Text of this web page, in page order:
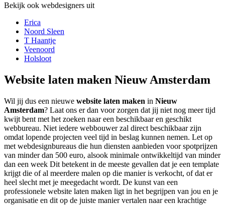
Bekijk ook webdesigners uit
Erica
Noord Sleen
T Haantje
Veenoord
Holsloot
Website laten maken Nieuw Amsterdam
Wil jij dus een nieuwe website laten maken in Nieuw
Amsterdam? Laat ons er dan voor zorgen dat jij niet nog meer tijd
kwijt bent met het zoeken naar een beschikbaar en geschikt
webbureau. Niet iedere webbouwer zal direct beschikbaar zijn
omdat lopende projecten veel tijd in beslag kunnen nemen. Let op
met webdesignbureaus die hun diensten aanbieden voor spotprijzen
van minder dan 500 euro, alsook minimale ontwikkeltijd van minder
dan een week Dit betekent in de meeste gevallen dat je een template
krijgt die of al meerdere malen op die manier is verkocht, of dat er
heel slecht met je meegedacht wordt. De kunst van een
professionele website laten maken ligt in het begrijpen van jou en je
organisatie en dit op de juiste manier vertalen naar een krachtige